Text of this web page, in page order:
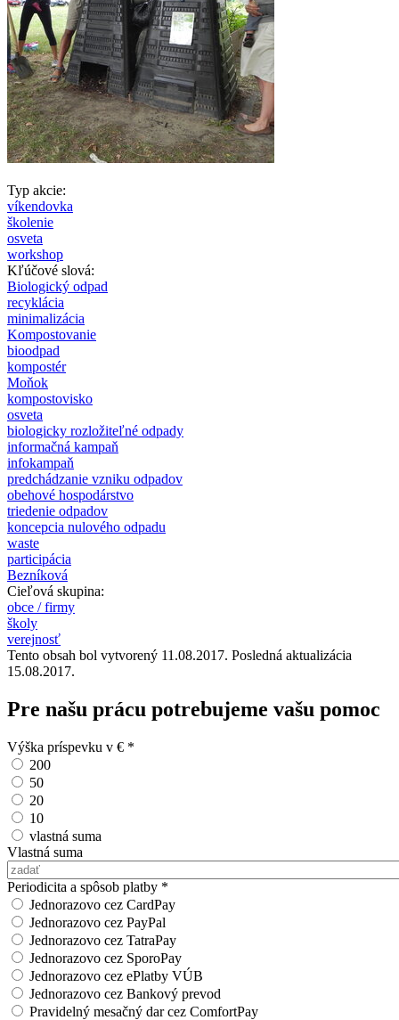
Typ akcie:
víkendovka
školenie
osveta
workshop
Kľúčové slová:
Biologický odpad
recyklácia
minimalizácia
Kompostovanie
bioodpad
kompostér
Moňok
kompostovisko
osveta
biologicky rozložiteľné odpady
informačná kampaň
infokampaň
predchádzanie vzniku odpadov
obehové hospodárstvo
triedenie odpadov
koncepcia nulového odpadu
waste
participácia
Bezníková
Cieľová skupina:
obce / firmy
školy
verejnosť
Tento obsah bol vytvorený 11.08.2017. Posledná aktualizácia
15.08.2017.
Pre našu prácu potrebujeme vašu pomoc
Výška príspevku v € *
200
50
20
10
vlastná suma
Vlastná suma
Periodicita a spôsob platby *
Jednorazovo cez CardPay
Jednorazovo cez PayPal
Jednorazovo cez TatraPay
Jednorazovo cez SporoPay
Jednorazovo cez ePlatby VÚB
Jednorazovo cez Bankový prevod
Pravidelný mesačný dar cez ComfortPay